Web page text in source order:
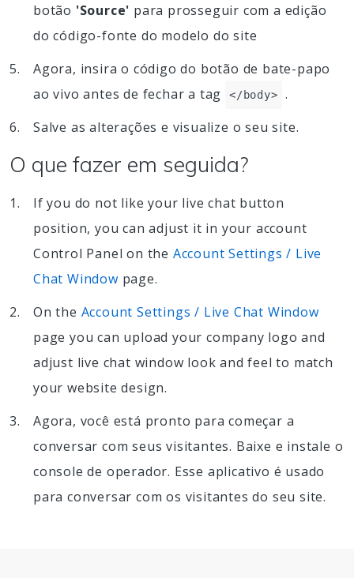
botão 'Source' para prosseguir com a edição
do código-fonte do modelo do site
Agora, insira o código do botão de bate-papo
ao vivo antes de fechar a tag
</body>
.
Salve as alterações e visualize o seu site.
O que fazer em seguida?
If you do not like your live chat button
position, you can adjust it in your account
Control Panel on the Account Settings / Live
Chat Window page.
On the Account Settings / Live Chat Window
page you can upload your company logo and
adjust live chat window look and feel to match
your website design.
Agora, você está pronto para começar a
conversar com seus visitantes. Baixe e instale o
console de operador. Esse aplicativo é usado
para conversar com os visitantes do seu site.